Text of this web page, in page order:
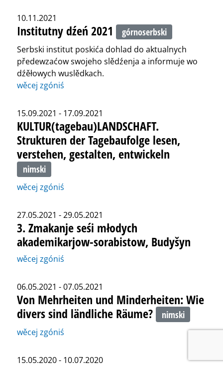
10.11.2021
Institutny dźeń 2021 górnoserbski
Serbski institut poskića dohlad do aktualnych
předewzaćow swojeho slědźenja a informuje wo
dźěłowych wuslědkach.
wěcej zgóniś
15.09.2021 - 17.09.2021
KULTUR(tagebau)LANDSCHAFT.
Strukturen der Tagebaufolge lesen,
verstehen, gestalten, entwickeln
nimski
wěcej zgóniś
27.05.2021 - 29.05.2021
3. Zmakanje seśi młodych
akademikarjow-sorabistow, Budyšyn
wěcej zgóniś
06.05.2021 - 07.05.2021
Von Mehrheiten und Minderheiten: Wie
divers sind ländliche Räume?
nimski
wěcej zgóniś
15.05.2020 - 10.07.2020